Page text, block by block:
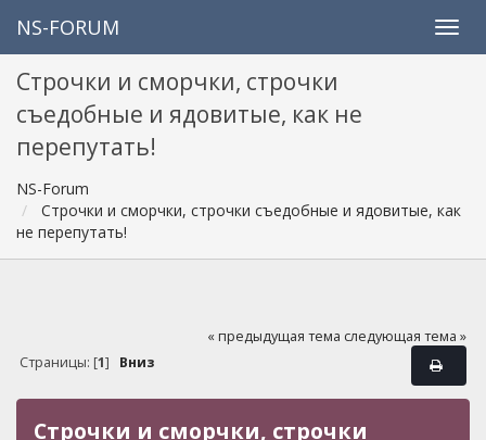
NS-FORUM
Строчки и сморчки, строчки
съедобные и ядовитые, как не
перепутать!
NS-Forum
Строчки и сморчки, строчки съедобные и ядовитые, как
не перепутать!
« предыдущая тема следующая тема »
Страницы: [1] Вниз
Строчки и сморчки, строчки